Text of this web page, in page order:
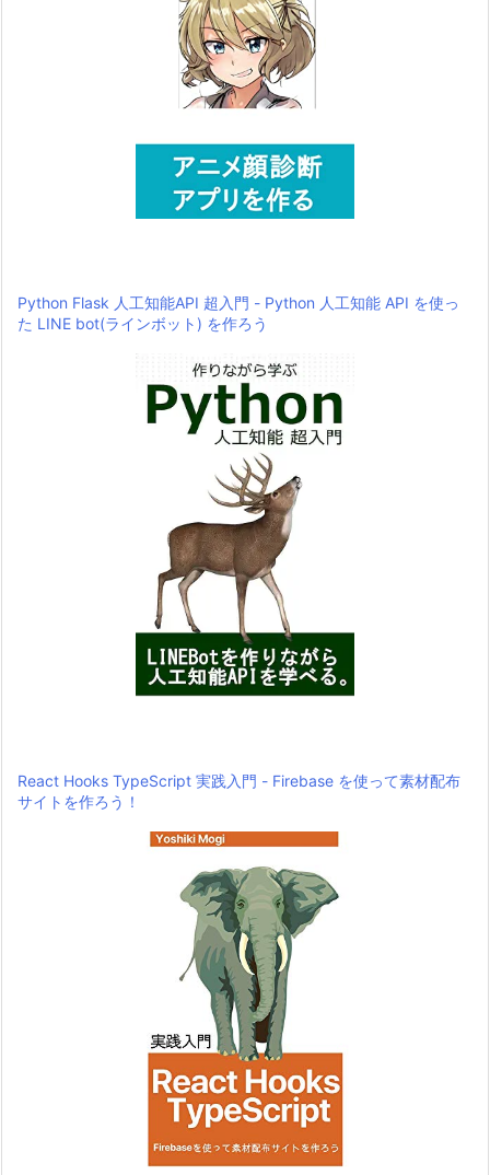
Python Flask 人工知能API 超入門 - Python 人工知能 API を使っ
た LINE bot(ラインボット) を作ろう
React Hooks TypeScript 実践入門 - Firebase を使って素材配布
サイトを作ろう！